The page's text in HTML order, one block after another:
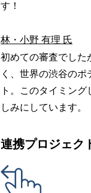
す！
林・小野 有理 氏
初めての審査でした
く、世界の渋谷の
ト。このタイミン
しみにしています。
連携プロジェク